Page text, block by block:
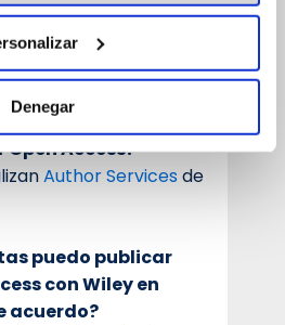
Denegar
abierto cuando la
el coste de
artículo (APC).
tengo que utilizar
Access?
Author Servicesde
puedo publicar
con Wiley en
acuerdo?